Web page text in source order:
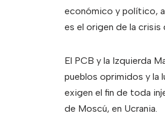
económico y político,
es el origen de la
El PCB y la Izquierda
pueblos oprimidos y la
exigen el fin de toda
de Moscú, en Ucrania.